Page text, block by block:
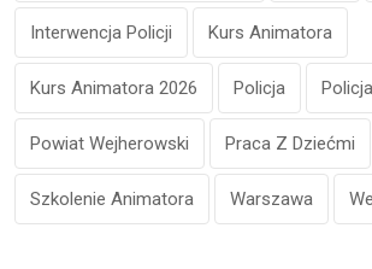
Interwencja Policji Kurs Animatora
Kurs Animatora 2026 Policja
Powiat Wejherowski Praca Z Dziećmi
Szkolenie Animatora Warszawa